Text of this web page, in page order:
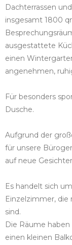
Dachterrassen
insgesamt 1800
ausgestattete
einen
angenehmen,
Für besonders
Dusche.
Aufgrund der
für unsere
auf neue
Es handelt sich
Einzelzimmer,
sind.
Die Räume
einen kleinen